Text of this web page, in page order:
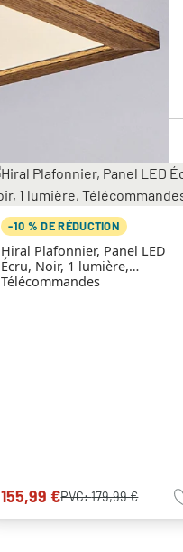
-10 % DE RÉDUCTION
Hiral Plafonnier, Panel LED
Écru, Noir, 1 lumière,
Télécommandes
155,99 €PVC:179,99 €